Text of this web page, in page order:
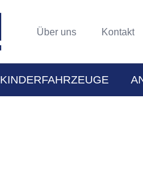
Über uns Kontakt
KINDERFAHRZEUGE